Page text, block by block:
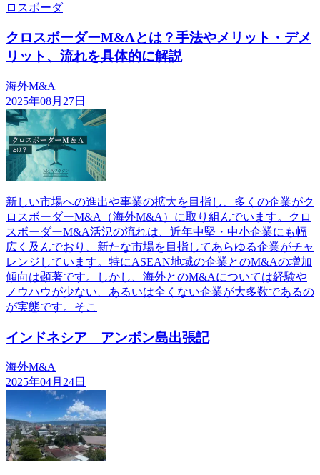
ロスボーダ
クロスボーダーM&Aとは？手法やメリット・デメ
リット、流れを具体的に解説
海外M&A
2025年08月27日
新しい市場への進出や事業の拡大を目指し、多くの企業がク
ロスボーダーM&A（海外M&A）に取り組んでいます。クロ
スボーダーM&A活況の流れは、近年中堅・中小企業にも幅
広く及んでおり、新たな市場を目指してあらゆる企業がチャ
レンジしています。特にASEAN地域の企業とのM&Aの増加
傾向は顕著です。しかし、海外とのM&Aについては経験や
ノウハウが少ない、あるいは全くない企業が大多数であるの
が実態です。そこ
インドネシア アンボン島出張記
海外M&A
2025年04月24日